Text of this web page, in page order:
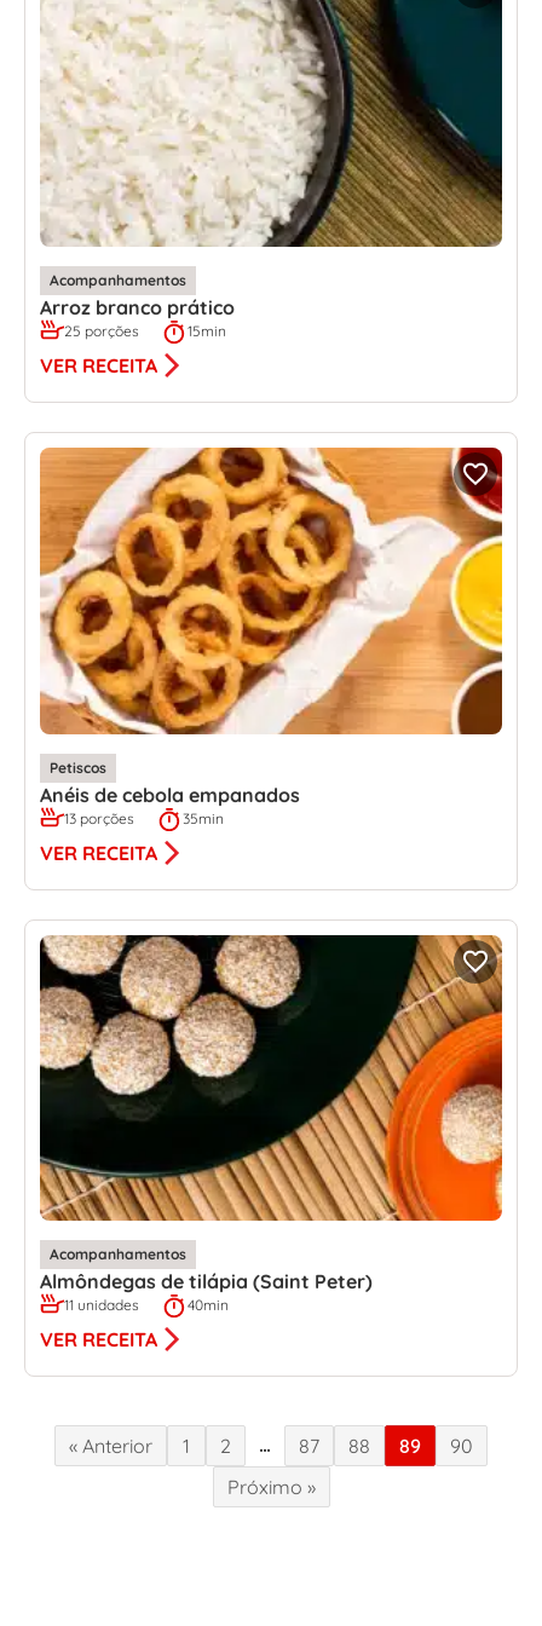
Acompanhamentos
Arroz branco prático
25 porções 15min
VER RECEITA
Petiscos
Anéis de cebola empanados
13 porções 35min
VER RECEITA
Acompanhamentos
Almôndegas de tilápia (Saint Peter)
11 unidades 40min
VER RECEITA
« Anterior 1 2 … 87 88 89
90
Próximo »